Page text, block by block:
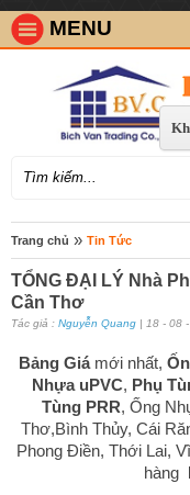
MENU
Trang chủ » Tin Tức
TỔNG ĐẠI LÝ Nhà
Cần Thơ
Tác giả : Nguyễn Quang | 18 - 08
Bảng Giámới nhất,
Nhựa uPVC, Phụ
Tùng PRR, Ống
Thơ,Bình Thủy, Cái
Phong Điền, Thới Lai,
hàng